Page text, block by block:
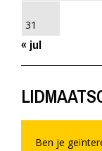
31
« jul
Ben je